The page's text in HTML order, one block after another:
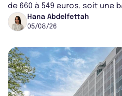
de 660 à 549 euros, soit une
16,82%. Cette nouvell...
Hana Abdelfettah
05/08/26